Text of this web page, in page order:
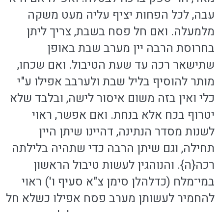
עבה, לכל הפחות יציף עליה מעט משקה
מלמעלה. ואם חל פסח בשבת, צריך ליתן
בחרוסת הרבה יין מערב שבת באופן
שתישאר רכה עד שעת הטיבול. ואם שכחו,
מותר להוסיף בליל שבת ולערבב אפילו ע"י
כלי ואין בזה משום איסור לישה, ובלבד שלא
יטרוף בכח אלא בנחת. ואם אפשר, ראוי
לשנות מסדר הנתינה, דהיינו שיתן היין
תחילה, וגם שיתן הרבה כדי שתהיה בלילתה
רכה{ה}. והנוהגין לעשות טיבול הראשון
במי־מלח (כדלהלן סימן צ"א סעיף ו') ראוי
להחמיר לעשותן מערב פסח אפילו כשלא חל